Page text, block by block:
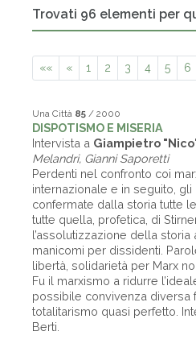
Trovati 96 elementi per
«« « 1 2 3 4 5 6
Una Città 85 / 2000
DISPOTISMO E MISERIA
Intervista a Giampietro
Melandri, Gianni Saporetti
Perdenti nel confronto coi
internazionale e in seguito, gli
confermate dalla storia tutte
tutte quella, profetica, di
l’assolutizzazione della
manicomi per dissidenti.
libertà, solidarietà per Marx
Fu il marxismo a ridurre
possibile convivenza diversa
totalitarismo quasi perfetto.
Berti.